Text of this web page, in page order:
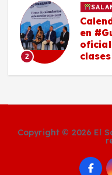
2
en
clases
Copyright © 2026 El